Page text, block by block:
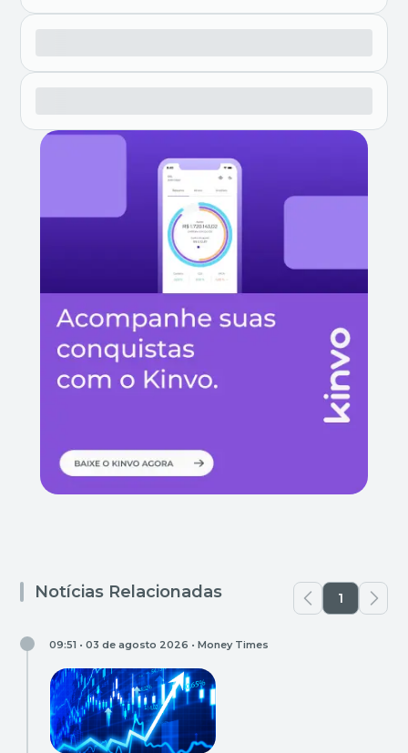
Notícias Relacionadas 1
09:51 • 03 de agosto 2026 • Money Times